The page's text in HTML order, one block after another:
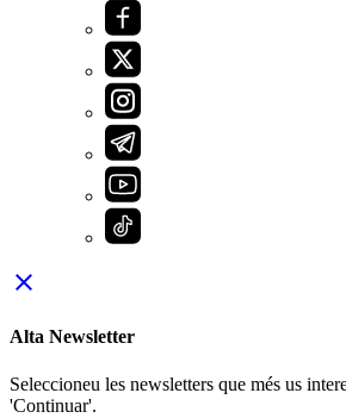
close
Alta Newsletter
Seleccioneu les newsletters que més us
'Continuar'.